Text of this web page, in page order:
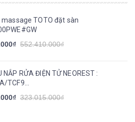
massage TOTO đặt sàn
552.410.000₫
:
TCF9...
323.015.000₫